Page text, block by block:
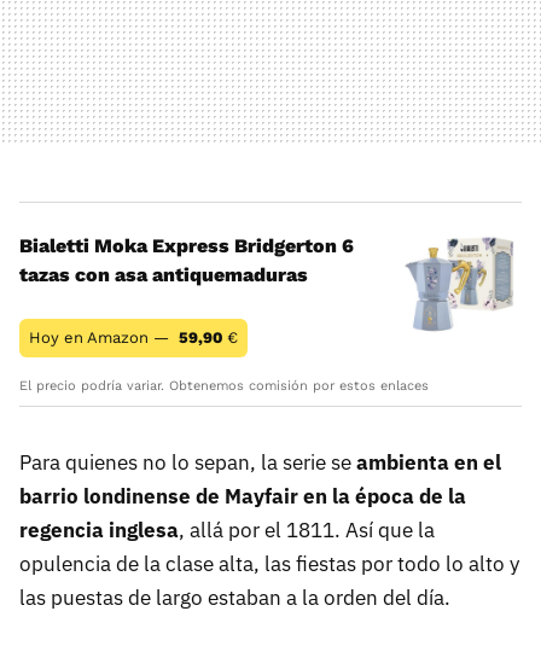
Bialetti Moka Express Bridgerton 6
tazas con asa antiquemaduras
Hoy en Amazon — 59,90 €
El precio podría variar. Obtenemos comisión por estos enlaces
Para quienes no lo sepan, la serie seambienta en el
barrio londinense de Mayfair en la época de la
regencia inglesa, allá por el 1811. Así que la
opulencia de la clase alta, las fiestas por todo lo alto y
las puestas de largo estaban a la orden del día.